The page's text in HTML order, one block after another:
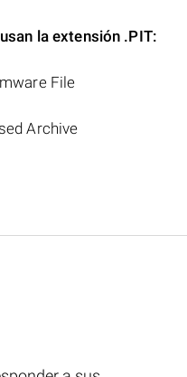
la extensión .PIT:
File
Archive